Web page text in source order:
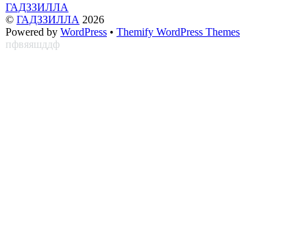
ГАДЗЗИЛЛА
© ГАДЗЗИЛЛА 2026
Powered by WordPress • Themify WordPress Themes
пфвяяшддф